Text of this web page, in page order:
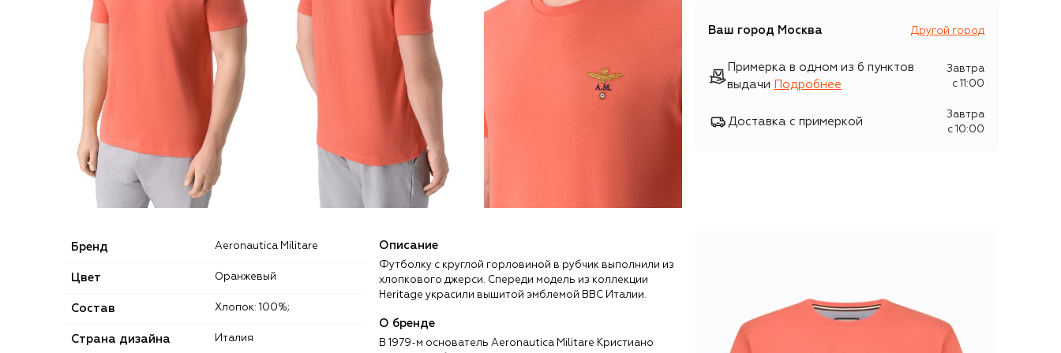
Ваш город Москва Другой город
Примерка в одном из 6 пунктов
выдачи
Подробнее
Завтра
c 11:00
Доставка с примеркой
Завтра
c 10:00
Бренд Aeronautica Militare
Цвет Оранжевый
Состав Хлопок: 100%;
Страна дизайна Италия
Описание
Футболку с круглой горловиной в рубчик выполнили из
хлопкового джерси. Спереди модель из коллекции
Heritage украсили вышитой эмблемой ВВС Италии.
О бренде
В 1979-м основатель Aeronautica Militare Кристиано